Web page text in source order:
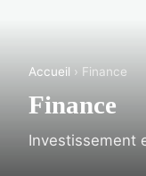
Accueil › Finance
Finance
Investissement